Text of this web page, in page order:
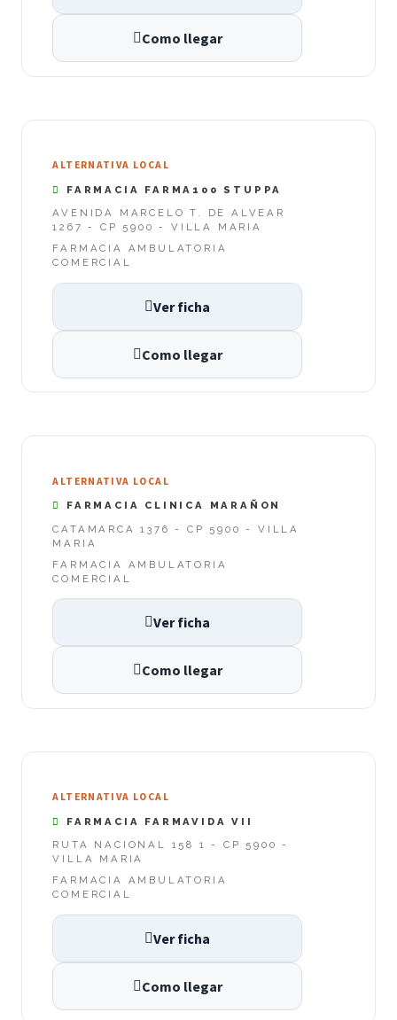
Como llegar
ALTERNATIVA LOCAL
FARMACIA FARMA100 STUPPA
AVENIDA MARCELO T. DE ALVEAR
1267 - CP 5900 - VILLA MARIA
FARMACIA AMBULATORIA
COMERCIAL
Ver ficha
Como llegar
ALTERNATIVA LOCAL
FARMACIA CLINICA MARAÑON
CATAMARCA 1376 - CP 5900 - VILLA
MARIA
FARMACIA AMBULATORIA
COMERCIAL
Ver ficha
Como llegar
ALTERNATIVA LOCAL
FARMACIA FARMAVIDA VII
RUTA NACIONAL 158 1 - CP 5900 -
VILLA MARIA
FARMACIA AMBULATORIA
COMERCIAL
Ver ficha
Como llegar